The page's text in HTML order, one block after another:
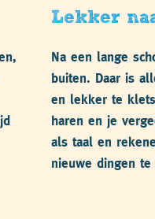
Lekker
Na een lange
buiten. Daar is
en lekker te
haren en je
als taal en
nieuwe dingen